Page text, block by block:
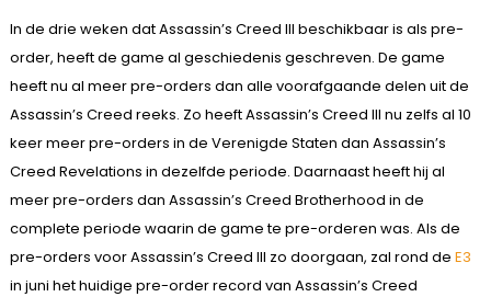
In de drie weken dat Assassin’s Creed III beschikbaar is als pre-
order, heeft de game al geschiedenis geschreven. De game
heeft nu al meer pre-orders dan alle voorafgaande delen uit de
Assassin’s Creed reeks. Zo heeft Assassin’s Creed III nu zelfs al 10
keer meer pre-orders in de Verenigde Staten dan Assassin’s
Creed Revelations in dezelfde periode. Daarnaast heeft hij al
meer pre-orders dan Assassin’s Creed Brotherhood in de
complete periode waarin de game te pre-orderen was. Als de
pre-orders voor Assassin’s Creed III zo doorgaan, zal rond de E3
in juni het huidige pre-order record van Assassin’s Creed